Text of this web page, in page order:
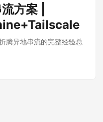
方案 |
腾异地串流的完整经验总